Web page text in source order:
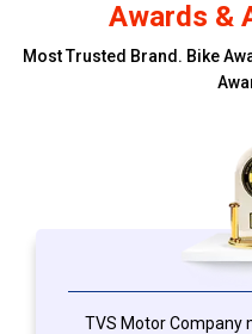
Awards &
Most Trusted Brand. Bike
TVS Ronin untuk